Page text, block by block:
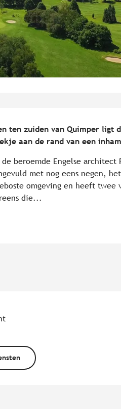
ten zuiden van Quimper ligt
aan de rand van een
beroemde Engelse
met nog eens negen,
omgeving en heeft
die...